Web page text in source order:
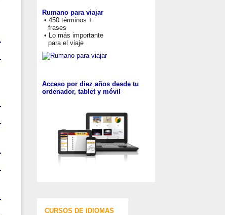
Rumano para viajar
• 450 términos +
frases
• Lo más importante
para el viaje
Acceso por diez años desde tu
ordenador, tablet y móvil
CURSOS DE IDIOMAS